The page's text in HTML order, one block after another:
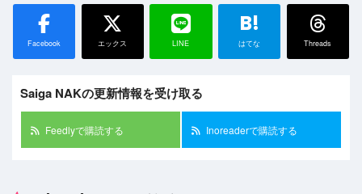
Facebook エックス LINE
B!
はてな Threads
Saiga NAKの更新情報を受け取る
Feedlyで購読する Inoreaderで購読する